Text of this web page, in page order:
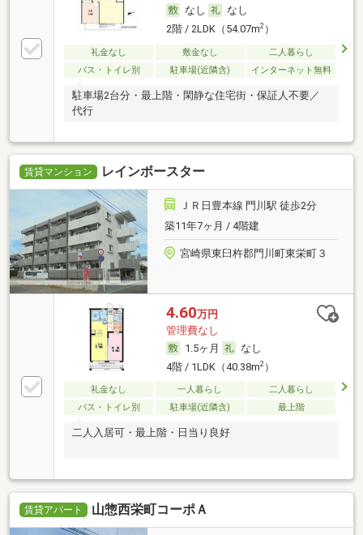
なし
なし
2階 / 2LDK（54.07m2）
礼金なし 敷金なし
二人暮らし
バス・トイレ別
駐車場(近隣含) インターネット無料
駐車場2台分・最上階・閑静な住宅街・保証人不要／
代行
賃貸マンション レインボースター
ＪＲ日豊本線 門川駅 徒歩2分
築11年7ヶ月 / 4階建
宮崎県東臼杵郡門川町東栄町３
4.60万円
管理費なし
1.5ヶ月
なし
4階 / 1LDK（40.38m2）
礼金なし 一人暮らし
二人暮らし
バス・トイレ別
駐車場(近隣含) 最上階
二人入居可・最上階・日当り良好
賃貸アパート 山惣西栄町コーポＡ